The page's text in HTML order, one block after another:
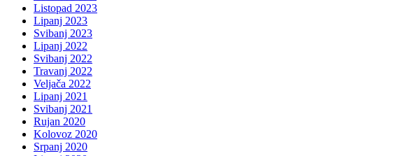
Listopad 2023
Lipanj 2023
Svibanj 2023
Lipanj 2022
Svibanj 2022
Travanj 2022
Veljača 2022
Lipanj 2021
Svibanj 2021
Rujan 2020
Kolovoz 2020
Srpanj 2020